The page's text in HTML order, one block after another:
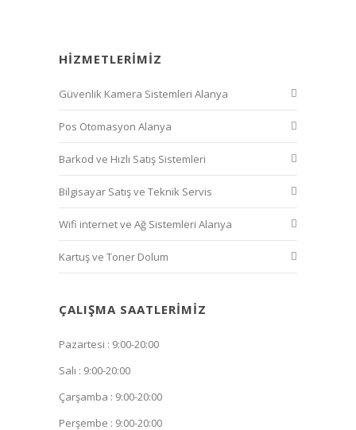
HIZMETLERIMIZ
Güvenlik Kamera Sistemleri Alanya
Pos Otomasyon Alanya
Barkod ve Hızlı Satış Sistemleri
Bilgisayar Satış ve Teknik Servis
Wifi internet ve Ağ Sistemleri Alanya
Kartuş ve Toner Dolum
ÇALIŞMA SAATLERIMIZ
Pazartesi : 9:00-20:00
Salı : 9:00-20:00
Çarşamba : 9:00-20:00
Perşembe : 9:00-20:00